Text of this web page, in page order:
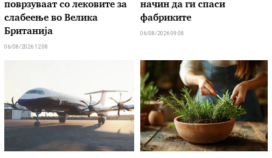
поврзуваат со лековите за
слабеење во Велика
Британија
06/08/2026 12:08
начин да ги спаси
фабриките
06/08/2026 09:08